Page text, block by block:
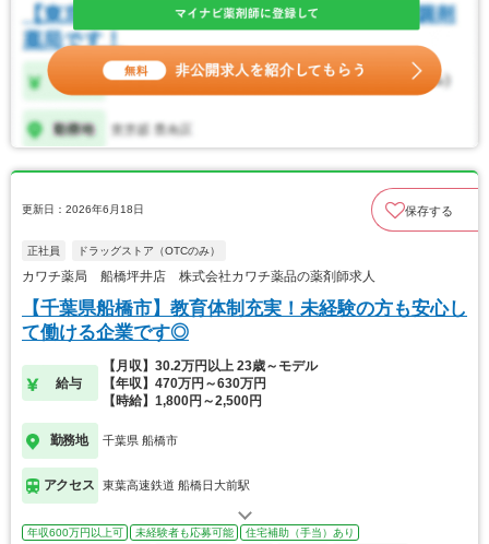
更新日：2026年6月18日 保存する
正社員 ドラッグストア（OTCのみ）
カワチ薬局 船橋坪井店 株式会社カワチ薬品の薬剤師求人
【千葉県船橋市】教育体制充実！未経験の方も安心し
て働ける企業です◎
給与
【月収】30.2万円以上 23歳～モデル
【年収】470万円～630万円
【時給】1,800円～2,500円
勤務地 千葉県 船橋市
アクセス 東葉高速鉄道 船橋日大前駅
年収600万円以上可 未経験者も応募可能
住宅補助（手当）あり